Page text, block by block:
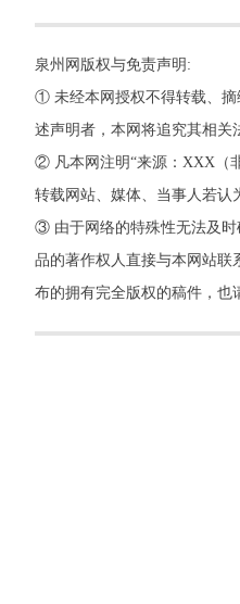
泉州网版权与免责声明:
① 未经本网授权不得转载、摘
述声明者，本网将追究其相关
② 凡本网注明“来源：XXX（
转载网站、媒体、当事人若认
③ 由于网络的特殊性无法及时
品的著作权人直接与本网站联
布的拥有完全版权的稿件，也